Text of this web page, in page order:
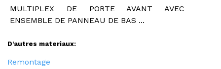
MULTIPLEX DE PORTE AVANT AVEC
ENSEMBLE DE PANNEAU DE BAS ...
D'autres materiaux:
Remontage